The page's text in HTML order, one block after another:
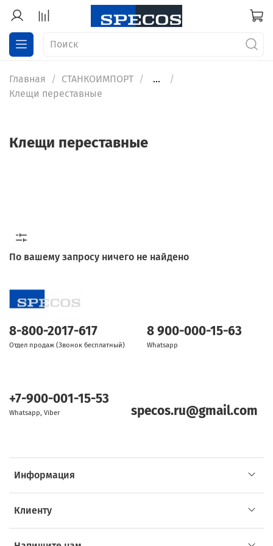
Главная СТАНКОИМПОРТ
...
Клещи переставные
Клещи переставные
По вашему запросу ничего не найдено
Информация
Клиенту
8-800-2017-617
Отдел продаж (Звонок бесплатный)
8 900-000-15-63
Whatsapp
+7-900-001-15-53
Whatsapp, Viber specos.ru@gmail.com